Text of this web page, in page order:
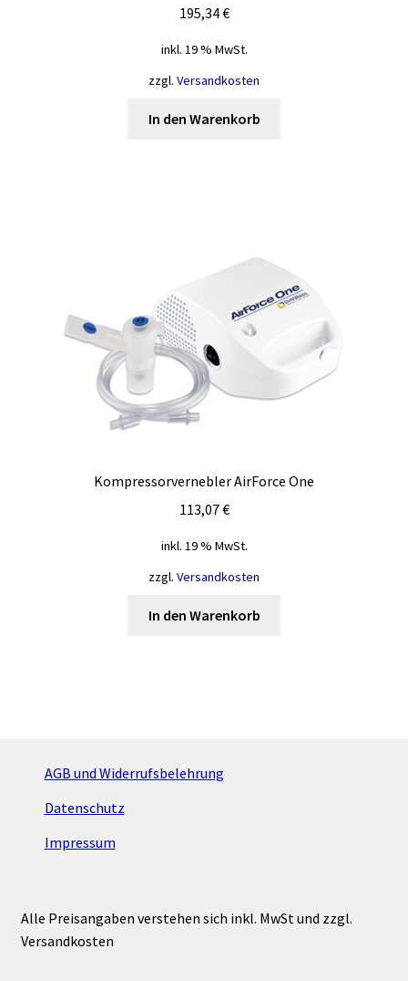
195,34€
inkl. 19 % MwSt.
zzgl. Versandkosten
In den Warenkorb
Kompressorvernebler AirForce One
113,07€
inkl. 19 % MwSt.
zzgl. Versandkosten
In den Warenkorb
AGB und Widerrufsbelehrung
Datenschutz
Impressum
Alle Preisangaben verstehen sich inkl. MwSt und zzgl.
Versandkosten